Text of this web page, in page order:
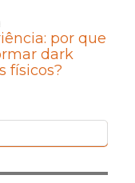
por que
dark
físicos?